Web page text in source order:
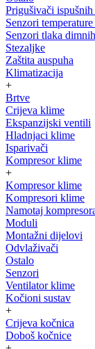
Prigušivači
Senzori
Senzori tlaka
Stezaljke
Zaštita auspuha
Klimatizacija
+
Brtve
Crijeva klime
Ekspanzijski ventili
Hladnjaci klime
Isparivači
Kompresor klime
+
Kompresor klime
Kompresori klime
Namotaj
Moduli
Montažni dijelovi
Odvlaživači
Ostalo
Senzori
Ventilator klime
Kočioni sustav
+
Crijeva kočnica
Doboš kočnice